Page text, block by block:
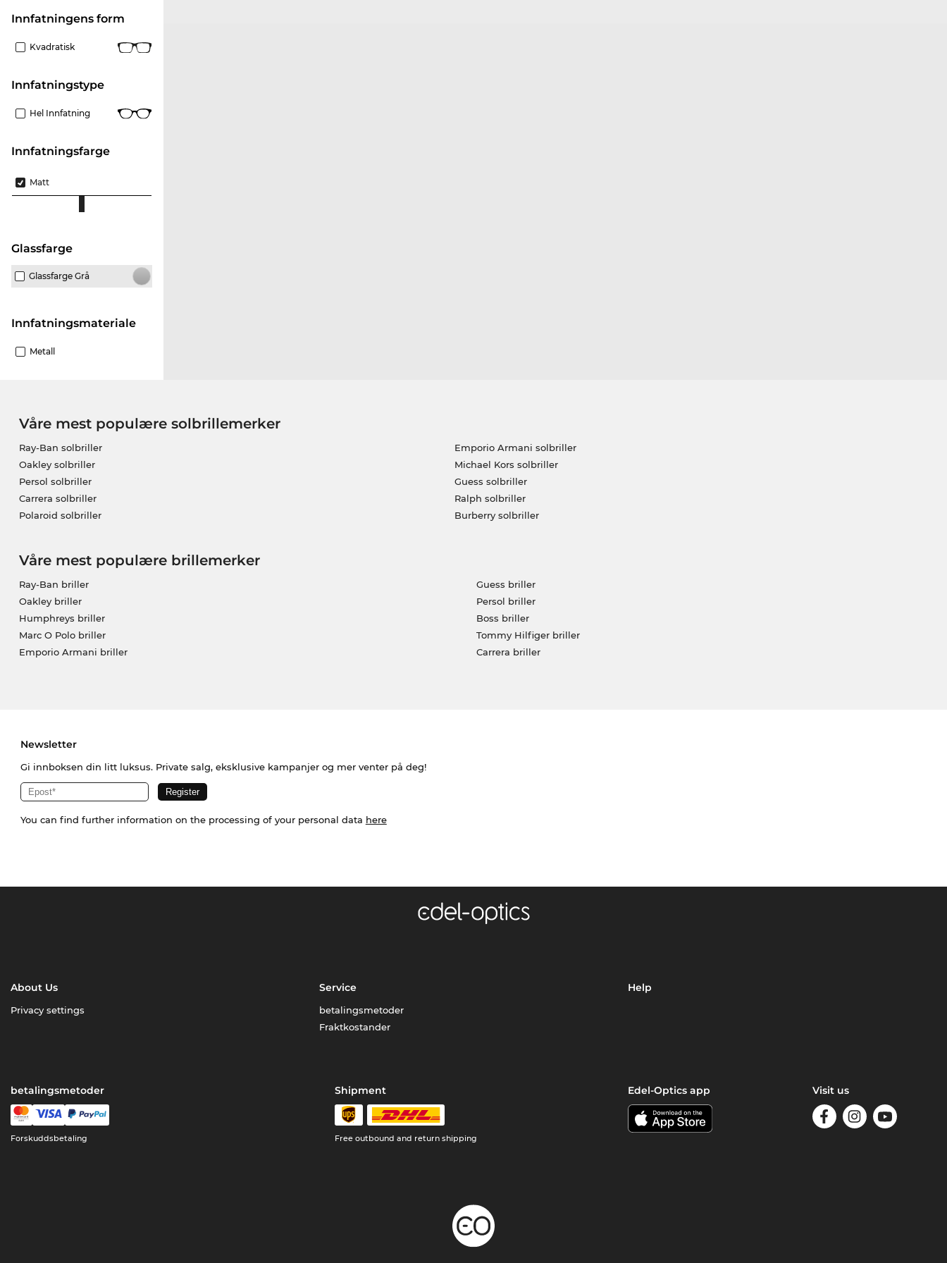
Innfatningens form
Kvadratisk
Innfatningstype
Hel Innfatning
Innfatningsfarge
Matt
Glassfarge
Glassfarge Grå
innfatningsmateriale
Metall
Våre mest populære solbrillemerker
Ray-Ban solbriller
Oakley solbriller
Persol solbriller
Carrera solbriller
Polaroid solbriller
Emporio Armani solbriller
Michael Kors solbriller
Guess solbriller
Ralph solbriller
Burberry solbriller
Våre mest populære brillemerker
Ray-Ban briller
Oakley briller
Humphreys briller
Marc O Polo briller
Emporio Armani briller
Guess briller
Persol briller
Boss briller
Tommy Hilfiger briller
Carrera briller
Newsletter
Gi innboksen din litt luksus. Private salg, eksklusive kampanjer og mer venter på deg!
You can find further information on the processing of your personal data here
About Us
Privacy settings
Service
betalingsmetoder
Fraktkostander
Help
betalingsmetoder
Forskuddsbetaling
Shipment
Free outbound and return shipping
Edel-Optics app Visit us